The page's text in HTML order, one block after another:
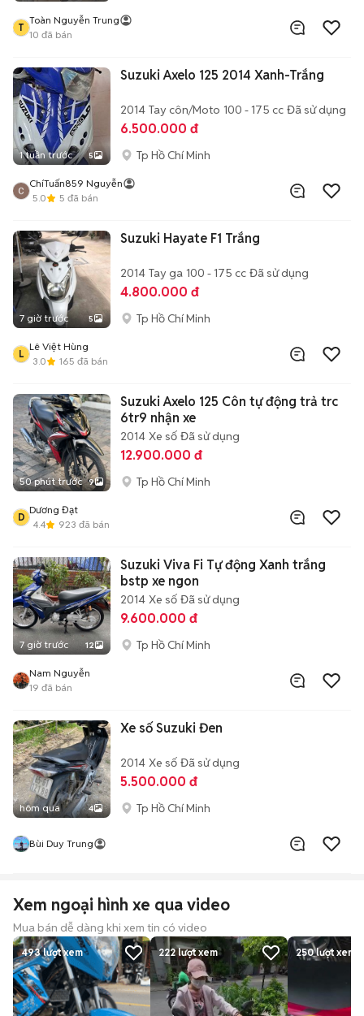
T
Toàn Nguyễn Trung
10 đã bán
1 tuần trước 5
Suzuki Axelo 125 2014 Xanh-Trắng
2014 Tay côn/Moto 100 - 175 cc Đã sử dụng
6.500.000 đ
Tp Hồ Chí Minh
ChíTuấn859 Nguyễn
5.0
5 đã bán
7 giờ trước 5
Suzuki Hayate F1 Trắng
2014 Tay ga 100 - 175 cc Đã sử dụng
4.800.000 đ
Tp Hồ Chí Minh
L
Lê Việt Hùng
3.0
165 đã bán
50 phút trước 9
Suzuki Axelo 125 Côn tự động trả trc
6tr9 nhận xe
2014 Xe số Đã sử dụng
12.900.000 đ
Tp Hồ Chí Minh
D
Dương Đạt
4.4
923 đã bán
7 giờ trước 12
Suzuki Viva Fi Tự động Xanh trắng
bstp xe ngon
2014 Xe số Đã sử dụng
9.600.000 đ
Tp Hồ Chí Minh
Nam Nguyễn
19 đã bán
hôm qua 4
Xe số Suzuki Đen
2014 Xe số Đã sử dụng
5.500.000 đ
Tp Hồ Chí Minh
Bùi Duy Trung
Xem ngoại hình xe qua video
Mua bán dễ dàng khi xem tin có video
493lượt xem 222lượt xem 250lượt xem